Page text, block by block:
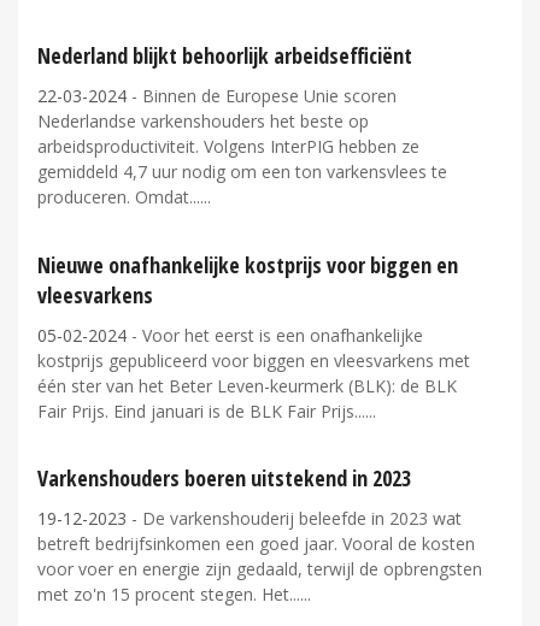
Nederland blijkt behoorlijk arbeidsefficiënt
22-03-2024 - Binnen de Europese Unie scoren
Nederlandse varkenshouders het beste op
arbeidsproductiviteit. Volgens InterPIG hebben ze
gemiddeld 4,7 uur nodig om een ton varkensvlees te
produceren. Omdat...
Nieuwe onafhankelijke kostprijs voor biggen en
vleesvarkens
05-02-2024 - Voor het eerst is een onafhankelijke
kostprijs gepubliceerd voor biggen en vleesvarkens met
één ster van het Beter Leven-keurmerk (BLK): de BLK
Fair Prijs. Eind januari is de BLK Fair Prijs...
Varkenshouders boeren uitstekend in 2023
19-12-2023 - De varkenshouderij beleefde in 2023 wat
betreft bedrijfsinkomen een goed jaar. Vooral de kosten
voor voer en energie zijn gedaald, terwijl de opbrengsten
met zo'n 15 procent stegen. Het...